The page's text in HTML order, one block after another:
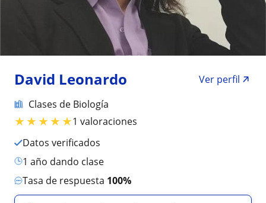
David Leonardo
Ver perfil
Clases de Biología
★★★★★1 valoraciones
Datos verificados
1 año dando clase
Tasa de respuesta 100%